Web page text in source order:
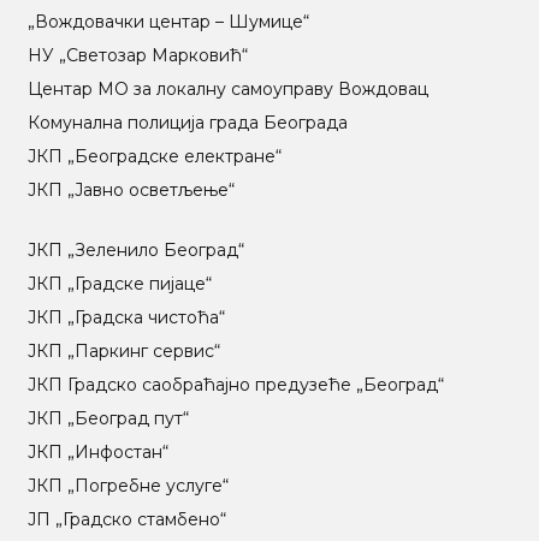
„Вождовачки центар – Шумице“
НУ „Светозар Марковић“
Центар МO за локалну самоуправу Вождовац
Комунална полиција града Београда
ЈКП „Београдске електране“
ЈКП „Јавно осветљење“
ЈКП „Зеленило Београд“
ЈКП „Градске пијаце“
ЈКП „Градска чистоћа“
ЈКП „Паркинг сервис“
ЈКП Градско саобраћајно предузеће „Београд“
ЈКП „Београд пут“
ЈКП „Инфостан“
ЈКП „Погребне услуге“
ЈП „Градско стамбено“